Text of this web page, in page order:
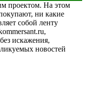
проектом. На этом
ни какие
собой ленту
искажения,
новостей